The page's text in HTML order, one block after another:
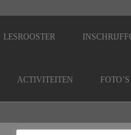
LESROOSTER
ACTIVITEITEN FOTO’S